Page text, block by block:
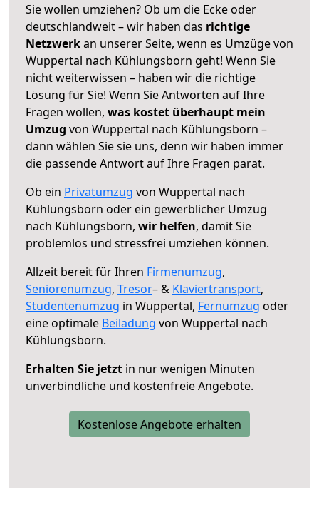
Sie wollen umziehen? Ob um die Ecke oder
deutschlandweit – wir haben das richtige
Netzwerkan unserer Seite, wenn es Umzüge von
Wuppertal nach Kühlungsborn geht! Wenn Sie
nicht weiterwissen – haben wir die richtige
Lösung für Sie! Wenn Sie Antworten auf Ihre
Fragen wollen, was kostet überhaupt mein
Umzug von Wuppertal nach Kühlungsborn –
dann wählen Sie sie uns, denn wir haben immer
die passende Antwort auf Ihre Fragen parat.
Ob ein Privatumzug von Wuppertal nach
Kühlungsborn oder ein gewerblicher Umzug
nach Kühlungsborn, wir helfen, damit Sie
problemlos und stressfrei umziehen können.
Allzeit bereit für Ihren Firmenumzug,
Seniorenumzug, Tresor– & Klaviertransport,
Studentenumzug in Wuppertal, Fernumzug oder
eine optimale Beiladung von Wuppertal nach
Kühlungsborn.
Erhalten Sie jetzt in nur wenigen Minuten
unverbindliche und kostenfreie Angebote.
Kostenlose Angebote erhalten